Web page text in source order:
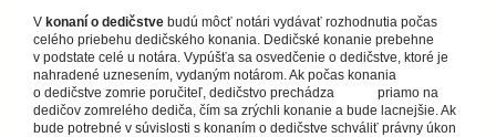
V konaní o dedičstve budú môcť notári vydávať rozhodnutia počas
celého priebehu dedičského konania. Dedičské konanie prebehne
v podstate celé u notára. Vypúšťa sa osvedčenie o dedičstve, ktoré je
nahradené uznesením, vydaným notárom. Ak počas konania
o dedičstve zomrie poručiteľ, dedičstvo prechádza priamo na
dedičov zomrelého dediča, čím sa zrýchli konanie a bude lacnejšie. Ak
bude potrebné v súvislosti s konaním o dedičstve schváliť právny úkon